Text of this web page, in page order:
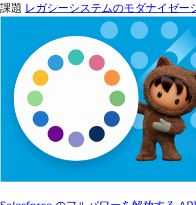
課題 レガシーシステムのモダナイゼー